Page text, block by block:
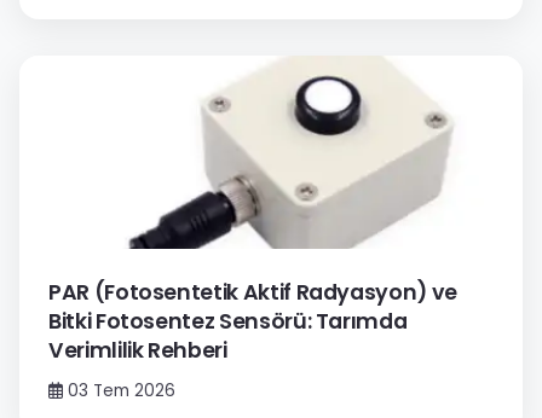
PAR (Fotosentetik Aktif Radyasyon) ve
Bitki Fotosentez Sensörü: Tarımda
Verimlilik Rehberi
03 Tem 2026